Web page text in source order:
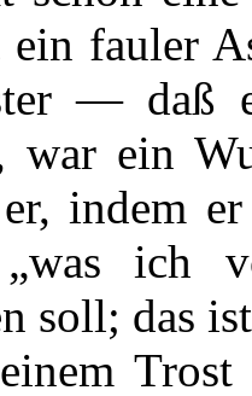
fauler
— daß
war ein
indem
ich
soll; das